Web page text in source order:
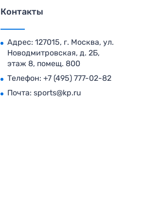
Контакты
Адрес: 127015, г. Москва, ул.
Новодмитровская, д. 2Б,
этаж 8, помещ. 800
Телефон: +7 (495) 777-02-82
Почта: sports@kp.ru